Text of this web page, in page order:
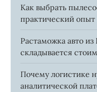
Как выбрать
практический опыт
Растаможка авто из
складывается
Почему логистике
аналитической